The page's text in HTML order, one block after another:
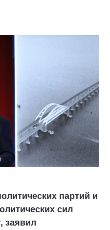
партий и
сил
заявил